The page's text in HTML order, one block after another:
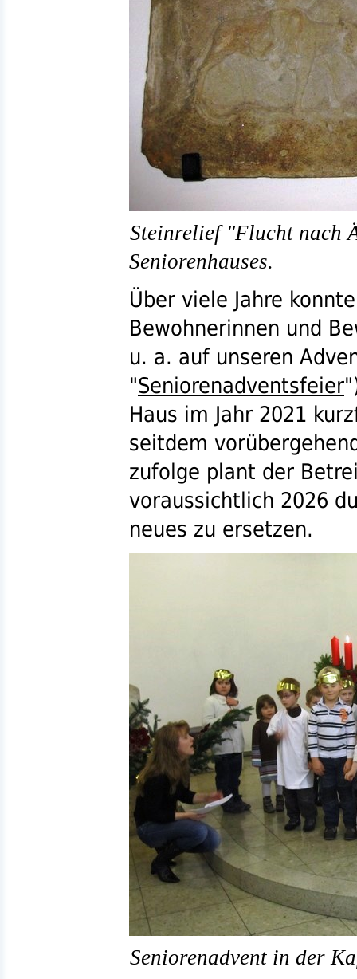
Steinrelief "Flucht nach
Seniorenhauses.
Über viele Jahre
Bewohnerinnen und
u. a. auf unseren
"Seniorenadventsfeier
Haus im Jahr 2021
seitdem
zufolge plant der
voraussichtlich 2026
neues zu ersetzen.
Seniorenadvent in der